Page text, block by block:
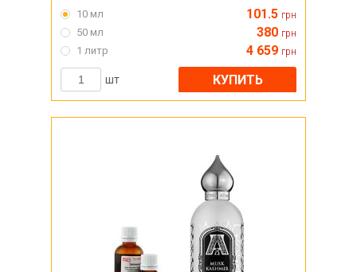
10 мл 101.5 грн
50 мл 380 грн
1 литр 4 659 грн
шт КУПИТЬ